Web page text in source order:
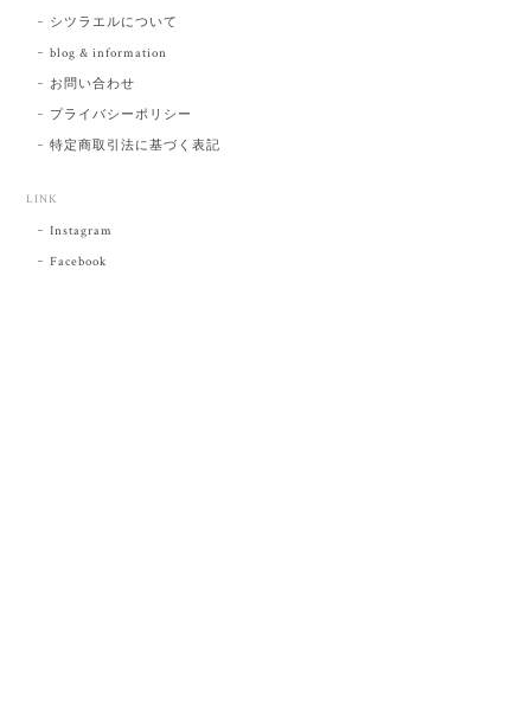
シツラエルについて
blog & information
お問い合わせ
プライバシーポリシー
特定商取引法に基づく表記
LINK
Instagram
Facebook